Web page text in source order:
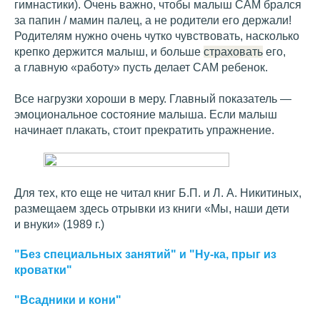
гимнастики). Очень важно, чтобы малыш САМ брался
за папин / мамин палец, а не родители его держали!
Родителям нужно очень чутко чувствовать, насколько
крепко держится малыш, и больше страховать его,
а главную «работу» пусть делает САМ ребенок.
Все нагрузки хороши в меру. Главный показатель —
эмоциональное состояние малыша. Если малыш
начинает плакать, стоит прекратить упражнение.
Для тех, кто еще не читал книг Б.П. и Л. А. Никитиных,
размещаем здесь отрывки из книги «Мы, наши дети
и внуки» (1989 г.)
"Без специальных занятий" и "Ну-ка, прыг из
кроватки"
"Всадники и кони"